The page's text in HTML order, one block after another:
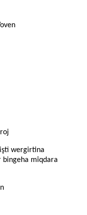
wergirtina
bingeha mîqdara